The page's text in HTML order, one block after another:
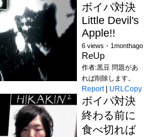
ボイパ対決
Little Devil's
Apple!!
6 views・1monthago
ReUp
作者:黒豆 問題があ
れば削除します。
Report| URLCopy
ボイパ対決
終わる前に
食べ切れば